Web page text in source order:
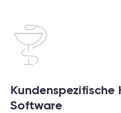
Kundenspezifische
Software